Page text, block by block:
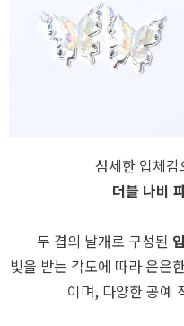
섬세한 입체
더블 나비
두 겹의 날개로 구성된
빛을 받는 각도에 따라 은은
이며, 다양한 공예